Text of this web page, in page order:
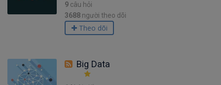
9 câu hỏi
3688 người theo dõi
Theo dõi
Big Data